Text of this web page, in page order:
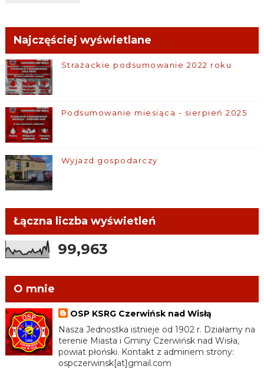
Najczęściej wyświetlane
Strażackie podsumowanie 2022 roku
Podsumowanie miesiąca - sierpień 2025
Wyjazd gospodarczy
Łączna liczba wyświetleń
99,963
O mnie
OSP KSRG Czerwińsk nad Wisłą
Nasza Jednostka istnieje od 1902 r. Działamy na
terenie Miasta i Gminy Czerwińsk nad Wisła,
powiat płoński. Kontakt z adminem strony:
ospczerwinsk[at]gmail.com